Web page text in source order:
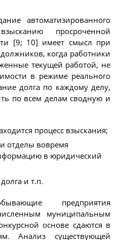
автоматизированного
просроченной
[9; 10] имеет смысл при
когда работники
текущей работой, не
в режиме реального
долга по каждому делу,
по всем делам сводную и
процесс взыскания;
отделы вовремя
в юридический
и т.п.
предприятия
муниципальным
основе сдаются в
Анализ существующей